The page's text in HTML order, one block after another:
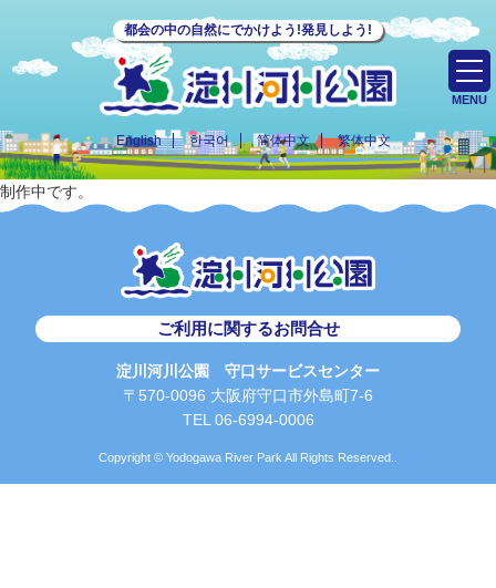
都会の中の自然にでかけよう!発見しよう!
English 한국어 简体中文 繁体中文
MENU
制作中です。
ご利用に関するお問合せ
淀川河川公園 守口サービスセンター
〒570-0096 大阪府守口市外島町7-6
TEL 06-6994-0006
Copyright © Yodogawa River Park All Rights Reserved..